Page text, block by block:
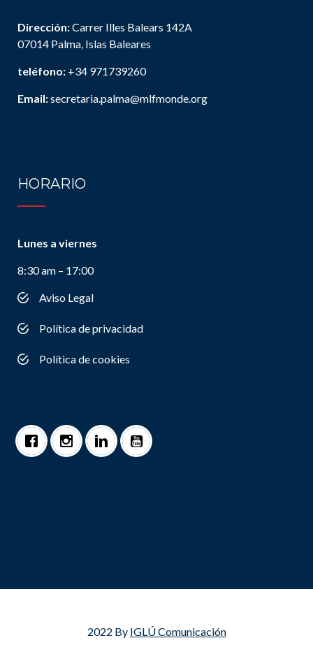
Dirección:Carrer Illes Balears 142A
07014 Palma, Islas Baleares
teléfono: +34 971739260
Email:secretaria.palma@mlfmonde.org
HORARIO
Lunes a viernes
8:30 am – 17:00
Aviso Legal
Política de privacidad
Política de cookies
2022 By IGLÚ Comunicación